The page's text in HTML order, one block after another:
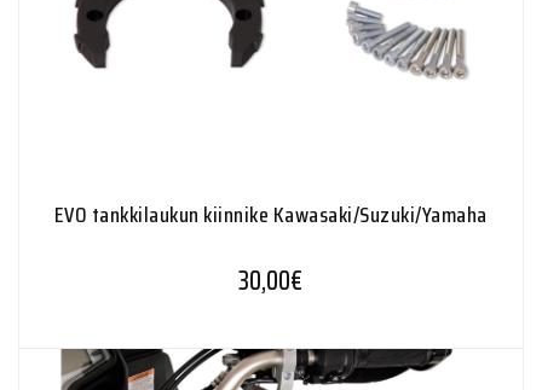
EVO tankkilaukun kiinnike Kawasaki/Suzuki/Yamaha
30,00€